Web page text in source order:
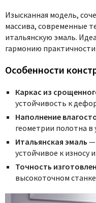
Изысканная модель,
массива, современные
итальянскую эмаль.
гармонию практичности
Особенности
Каркас из
устойчивость к
Наполнение
геометрии полотна в
Итальянская эмаль —
устойчивое к износу
Точность
высокоточном